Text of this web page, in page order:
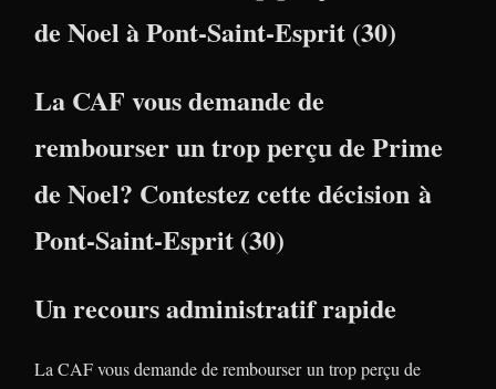
de Noel à Pont-Saint-Esprit (30)
La CAF vous demande de
rembourser un trop perçu de Prime
de Noel? Contestez cette décision à
Pont-Saint-Esprit (30)
Un recours administratif rapide
La CAF vous demande de rembourser un trop perçu de